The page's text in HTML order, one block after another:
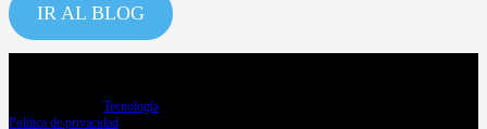
IR AL BLOG
Tecnología
Política de privacidad